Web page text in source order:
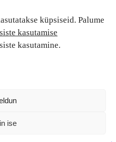
küpsiseid. Palume
kasutamise
kasutamine.
ise